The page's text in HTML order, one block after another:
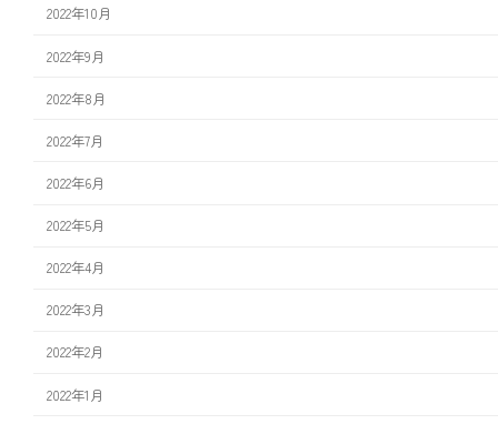
2022年10月
2022年9月
2022年8月
2022年7月
2022年6月
2022年5月
2022年4月
2022年3月
2022年2月
2022年1月